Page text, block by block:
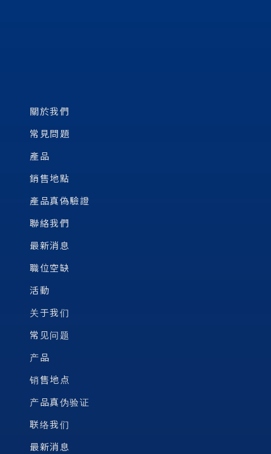
關於我們
常見問題
產品
銷售地點
產品真偽驗證
聯絡我們
最新消息
職位空缺
活動
关于我们
常见问题
产品
销售地点
产品真伪验证
联络我们
最新消息